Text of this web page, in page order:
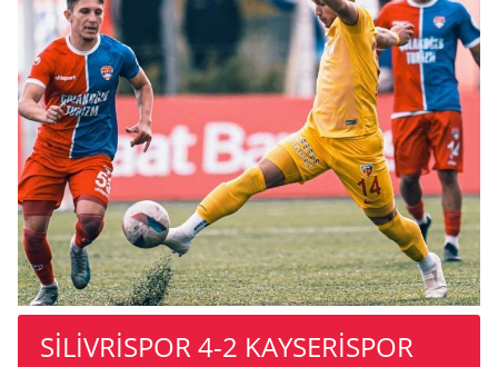
SİLİVRİSPOR 4-2 KAYSERİSPOR